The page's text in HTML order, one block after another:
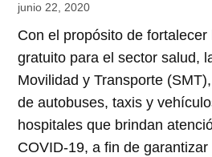
junio 22, 2020
Con el propósito de
gratuito para el sector salud,
Movilidad y Transporte
de autobuses, taxis y
hospitales que brindan
COVID-19, a fin de garantizar